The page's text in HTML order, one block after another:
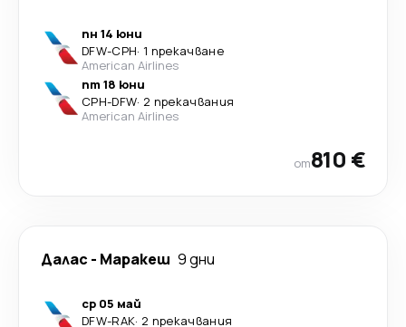
пн 14 юни
DFW-CPH· 1 прекачване
American Airlines
пт 18 юни
CPH-DFW· 2 прекачвания
American Airlines
от810 €
Далас - Маракеш 9 дни
ср 05 май
DFW-RAK· 2 прекачвания